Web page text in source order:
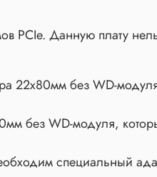
PCIe. Данную плату
22х80мм без WD-
без WD-модуля,
специальный